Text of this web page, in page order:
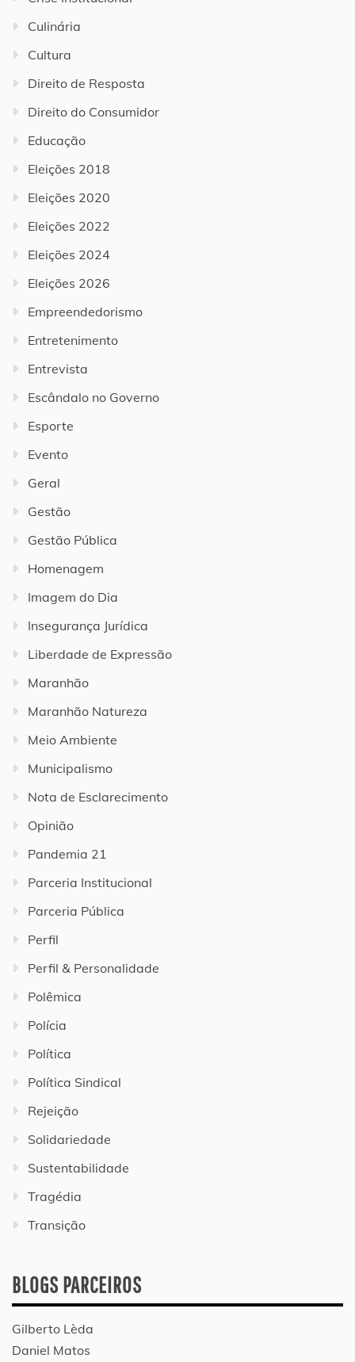
Culinária
Cultura
Direito de Resposta
Direito do Consumidor
Educação
Eleições 2018
Eleições 2020
Eleições 2022
Eleições 2024
Eleições 2026
Empreendedorismo
Entretenimento
Entrevista
Escândalo no Governo
Esporte
Evento
Geral
Gestão
Gestão Pública
Homenagem
Imagem do Dia
Insegurança Jurídica
Liberdade de Expressão
Maranhão
Maranhão Natureza
Meio Ambiente
Municipalismo
Nota de Esclarecimento
Opinião
Pandemia 21
Parceria Institucional
Parceria Pública
Perfil
Perfil & Personalidade
Polêmica
Polícia
Política
Política Sindical
Rejeição
Solidariedade
Sustentabilidade
Tragédia
Transição
BLOGS PARCEIROS
Gilberto Lèda
Daniel Matos